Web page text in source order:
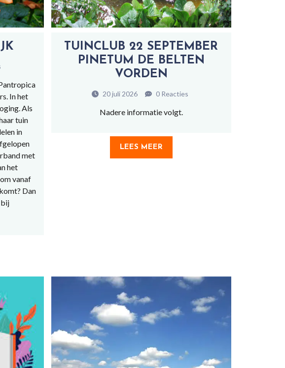
In het
Als
tuin
in
met
het
vanaf
Dan
bij
TUINCLUB 22 SEPTEMBER
PINETUM DE BELTEN
VORDEN
20 juli 2026 0 Reacties
Nadere informatie volgt.
LEES MEER